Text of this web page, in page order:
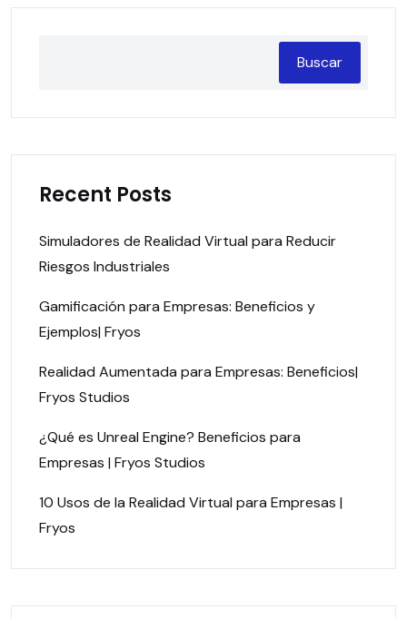
Buscar
Recent Posts
Simuladores de Realidad Virtual para Reducir
Riesgos Industriales
Gamificación para Empresas: Beneficios y
Ejemplos| Fryos
Realidad Aumentada para Empresas: Beneficios|
Fryos Studios
¿Qué es Unreal Engine? Beneficios para
Empresas | Fryos Studios
10 Usos de la Realidad Virtual para Empresas |
Fryos